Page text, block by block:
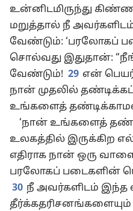
உன்னிடமிருந்து
மறுத்தால் நீ
வேண்டும்: ‘பரலோகப்
சொல்வது இதுதான்:
வேண்டும்! 29 என்
நான் முதலில்
உங்களைத் தண்டிக்காமல்
‘நான் உங்களைத்
உலகத்தில் இருக்கிற
எதிராக நான் ஒரு
பரலோகப் படைகளின்
30 நீ அவர்களிடம் இந்த
தீர்க்கதரிசனங்களையும்